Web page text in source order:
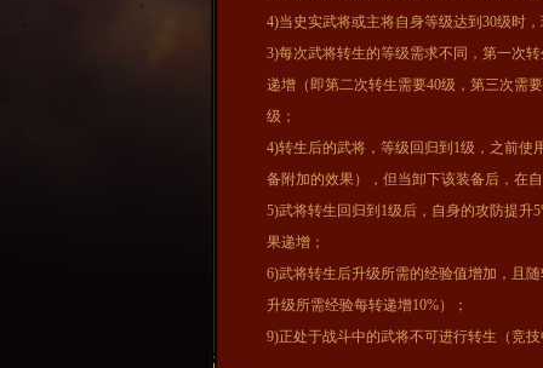
4)当史实武将或主将自身等级达到30级时
3)每次武将转生的等级需求不同，第一次
递增（即第二次转生需要40级，第三次需
级；
4)转生后的武将，等级回归到1级，之前
备附加的效果），但当卸下该装备后，在
5)武将转生回归到1级后，自身的攻防提升
果递增；
6)武将转生后升级所需的经验值增加，且
升级所需经验每转递增10%）；
9)正处于战斗中的武将不可进行转生（竞